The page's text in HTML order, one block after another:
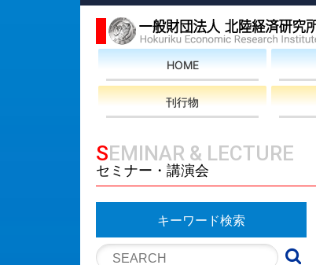
HOME
刊行物
SEMINAR & LECTURE
セミナー・講演会
キーワード検索